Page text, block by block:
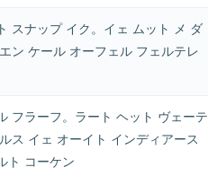
スナップ イク。イェ ムット メ ダ
ン ケール オーフェル フェルテレ
フラーフ。ラート ヘット ヴェーテ
ス イェ オーイト インディアース
ト コーケン